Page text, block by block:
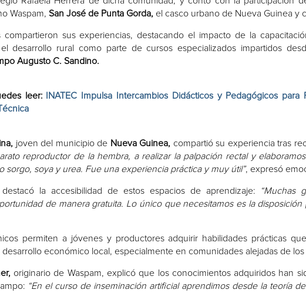
Waspam, San José de Punta Gorda, el casco urbano de Nueva Guinea y
compartieron sus experiencias, destacando el impacto de la
desarrollo rural como parte de cursos especializados impartidos
Augusto C. Sandino.
leer: INATEC Impulsa Intercambios Didácticos y Pedagógicos
joven del municipio de Nueva Guinea, compartió su experiencia tras
reproductor de la hembra, a realizar la palpación rectal y
sorgo, soya y urea. Fue una experiencia práctica y muy útil”, expresó
la accesibilidad de estos espacios de aprendizaje:
“Muchas
de manera gratuita. Lo único que necesitamos es la disposición
permiten a jóvenes y productores adquirir habilidades prácticas
económico local, especialmente en comunidades alejadas de
originario de Waspam, explicó que los conocimientos adquiridos han
“En el curso de inseminación artificial aprendimos desde la teoría